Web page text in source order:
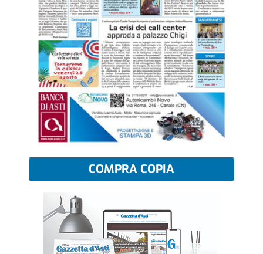
COMPRA COPIA